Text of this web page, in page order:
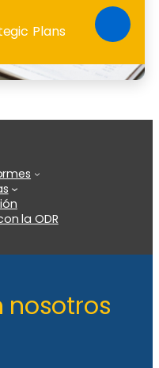
Plans
la ODR
nosotros